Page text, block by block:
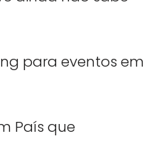
para eventos em
País que